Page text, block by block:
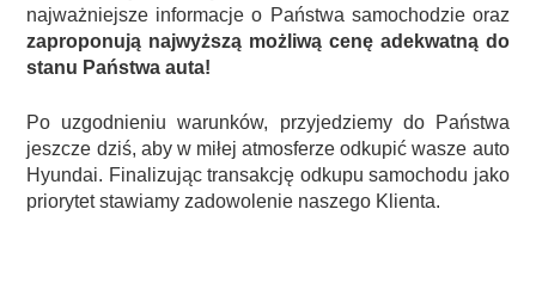
najważniejsze informacje o Państwa samochodzie oraz
zaproponują najwyższą możliwą cenę adekwatną do
stanu Państwa auta!
Po uzgodnieniu warunków, przyjedziemy do Państwa
jeszcze dziś, aby w miłej atmosferze odkupić wasze auto
Hyundai. Finalizując transakcję odkupu samochodu jako
priorytet stawiamy zadowolenie naszego Klienta.